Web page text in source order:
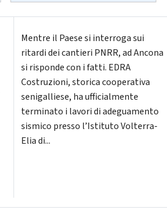
Mentre il Paese si interroga sui
ritardi dei cantieri PNRR, ad Ancona
si risponde con i fatti. EDRA
Costruzioni, storica cooperativa
senigalliese, ha ufficialmente
terminato i lavori di adeguamento
sismico presso l’Istituto Volterra-
Elia di...